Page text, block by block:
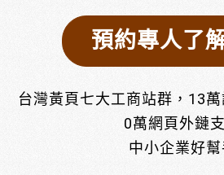
預約專人了
台灣黃頁七大工商站群，13
0萬網頁外鏈
中小企業好幫